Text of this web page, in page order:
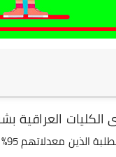
العراقية
التقديم لكليات الطب العام ايضا